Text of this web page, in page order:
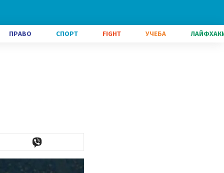
ПРАВО СПОРТ FIGHT УЧЕБА